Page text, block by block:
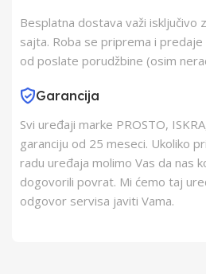
Besplatna dostava važi isključivo
sajta. Roba se priprema i
od poslate porudžbine (osim
Garancija
Svi uređaji marke PROSTO,
garanciju od 25 meseci. Ukoliko
radu uređaja molimo Vas da nas
dogovorili povrat. Mi ćemo taj
odgovor servisa javiti Vama.